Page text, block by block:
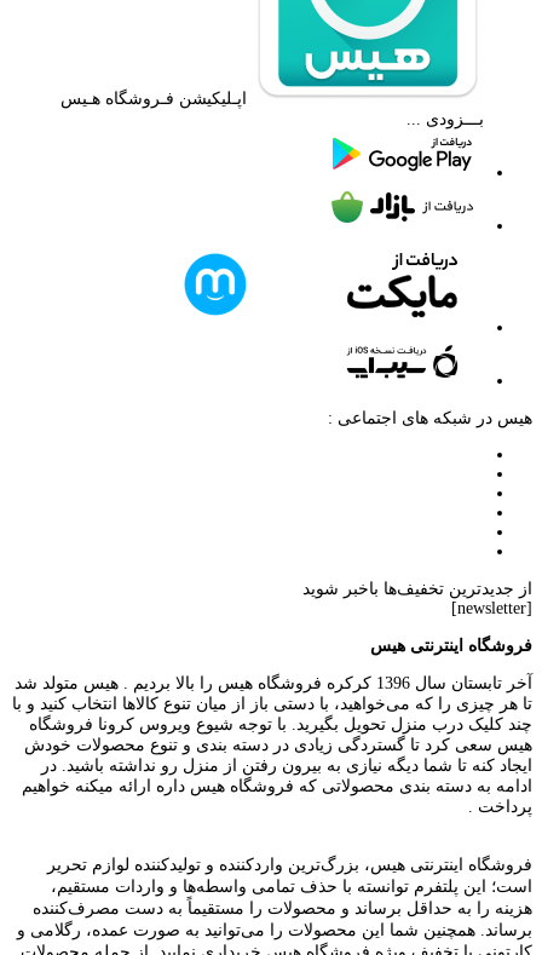
اپـلیکیشن فـروشگاه هـیس
بـــزودی ...
هیس در شبکه های اجتماعی :
از جدیدترین تخفیف‌ها باخبر شوید
[newsletter]
فروشگاه اینترنتی هیس
آخر تابستان سال 1396 کرکره فروشگاه هیس را بالا بردیم . هیس متولد شد
تا هر چیزی را که می‌خواهید، با دستی باز از میان تنوع کالاها انتخاب کنید و با
چند کلیک درب منزل تحویل بگیرید. با توجه شیوع ویروس کرونا فروشگاه
هیس سعی کرد تا گستردگی زیادی در دسته بندی و تنوع محصولات خودش
ایجاد کنه تا شما دیگه نیازی به بیرون رفتن از منزل رو نداشته باشید. در
ادامه به دسته بندی محصولاتی که فروشگاه هیس داره ارائه میکنه خواهیم
پرداخت .
فروشگاه اینترنتی هیس، بزرگ‌ترین وارد‌کننده و تولید‌کننده لوازم تحریر
است؛ این پلتفرم توانسته با حذف تمامی واسطه‌ها و واردات مستقیم،
هزینه را به حداقل برساند و محصولات را مستقیماً به دست مصرف‌کننده
برساند. همچنین شما این محصولات را می‌توانید به صورت عمده، رگلامی و